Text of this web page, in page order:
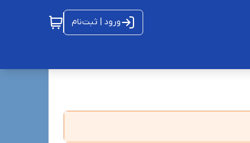
ورود | ثبت‌نام